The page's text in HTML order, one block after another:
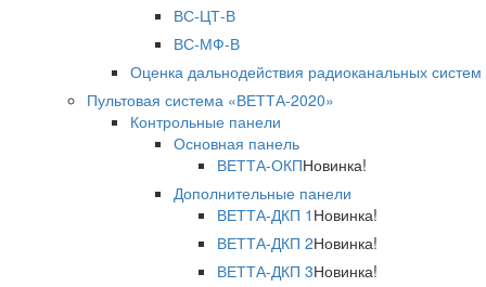
ВС-ЦТ-В
ВС-МФ-В
Оценка дальнодействия радиоканальных систем
Пультовая система «ВЕТТА-2020»
Контрольные панели
Основная панель
ВЕТТА-ОКПНовинка!
Дополнительные панели
ВЕТТА-ДКП 1 Новинка!
ВЕТТА-ДКП 2Новинка!
ВЕТТА-ДКП 3Новинка!